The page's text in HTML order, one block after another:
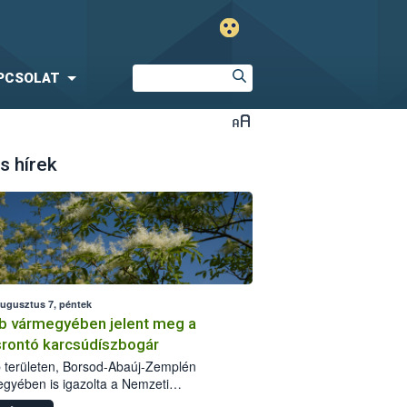
hírek
7, péntek
vármegyében jelent meg a
karcsúdíszbogár
területen, Borsod-Abaúj-Zemplén
is igazolta a Nemzeti
biztonsági Hivatal (Nébih) a